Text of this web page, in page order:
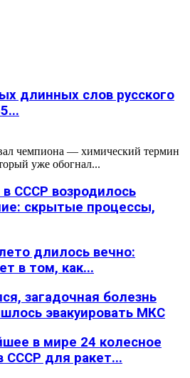
длинных слов русского
чемпиона — химический термин
уже обогнал...
СССР возродилось
скрытые процессы,
длилось вечно:
в том, как...
загадочная болезнь
эвакуировать МКС
в мире 24 колесное
СССР для ракет...